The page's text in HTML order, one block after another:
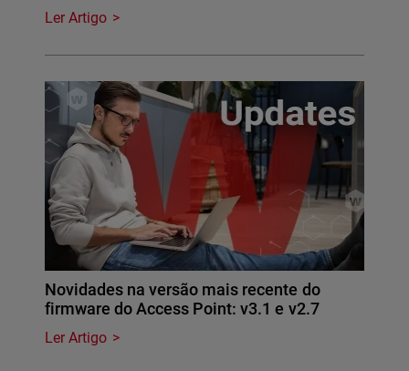
Ler Artigo
Novidades na versão mais recente do
firmware do Access Point: v3.1 e v2.7
Ler Artigo